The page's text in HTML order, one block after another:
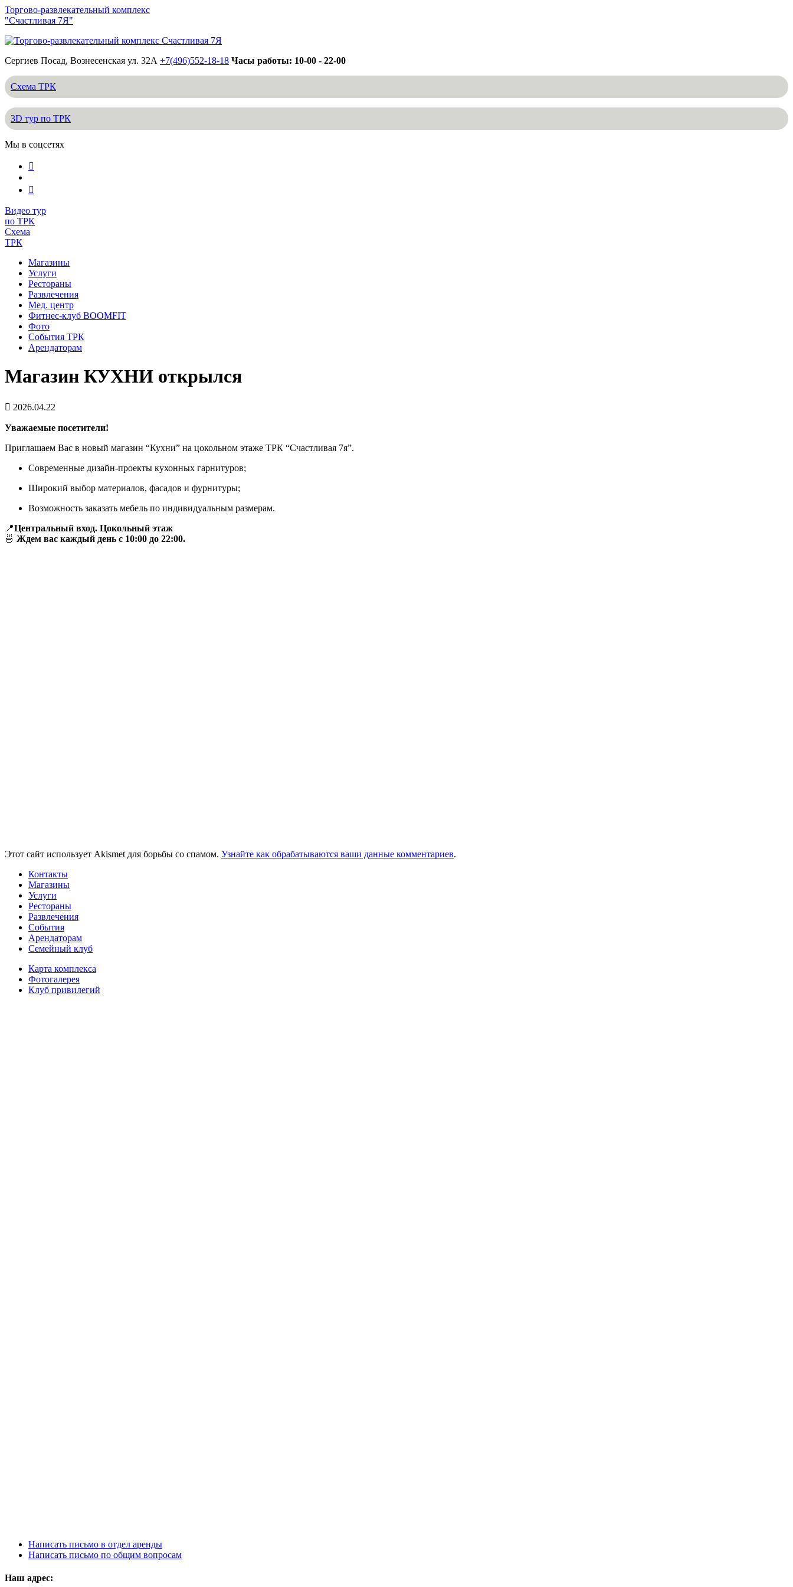
Торгово-развлекательный комплекс
"Счастливая 7Я"
Сергиев Посад, Вознесенская ул. 32А +7(496)552-18-18 Часы работы: 10-00 - 22-00
Схема ТРК
3D тур по ТРК
Мы в соцсетях
Видео тур
по ТРК
Схема
ТРК
Магазины
Услуги
Рестораны
Развлечения
Мед. центр
Фитнес-клуб BOOMFIT
Фото
События ТРК
Арендаторам
Магазин КУХНИ открылся
2026.04.22
Уважаемые посетители!
Приглашаем Вас в новый магазин “Кухни” на цокольном этаже ТРК “Счастливая 7я”.
Современные дизайн-проекты кухонных гарнитуров;
Широкий выбор материалов, фасадов и фурнитуры;
Возможность заказать мебель по индивидуальным размерам.
📍Центральный вход. Цокольный этаж
🍜 Ждем вас каждый день с 10:00 до 22:00.
Этот сайт использует Akismet для борьбы со спамом. Узнайте как обрабатываются ваши данные комментариев.
Контакты
Магазины
Услуги
Рестораны
Развлечения
События
Арендаторам
Семейный клуб
Карта комплекса
Фотогалерея
Клуб привилегий
Написать письмо в отдел аренды
Написать письмо по общим вопросам
Наш адрес: